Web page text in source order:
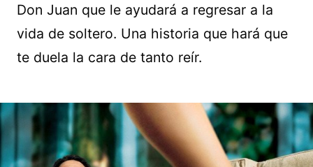
Don Juan que le ayudará a regresar a la
vida de soltero. Una historia que hará que
te duela la cara de tanto reír.